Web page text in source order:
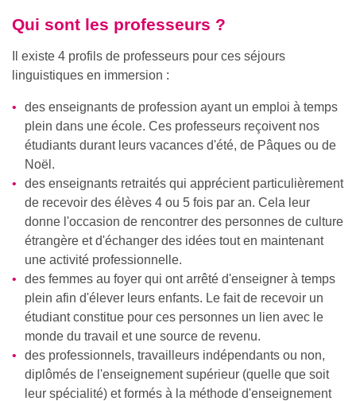
Qui sont les professeurs ?
Il existe 4 profils de professeurs pour ces séjours
linguistiques en immersion :
des enseignants de profession ayant un emploi à temps
plein dans une école. Ces professeurs reçoivent nos
étudiants durant leurs vacances d'été, de Pâques ou de
Noël.
des enseignants retraités qui apprécient particulièrement
de recevoir des élèves 4 ou 5 fois par an. Cela leur
donne l'occasion de rencontrer des personnes de culture
étrangère et d'échanger des idées tout en maintenant
une activité professionnelle.
des femmes au foyer qui ont arrêté d'enseigner à temps
plein afin d'élever leurs enfants. Le fait de recevoir un
étudiant constitue pour ces personnes un lien avec le
monde du travail et une source de revenu.
des professionnels, travailleurs indépendants ou non,
diplômés de l'enseignement supérieur (quelle que soit
leur spécialité) et formés à la méthode d'enseignement